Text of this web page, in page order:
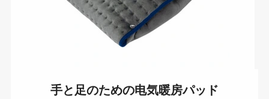
手と足のための电気暖房パッド